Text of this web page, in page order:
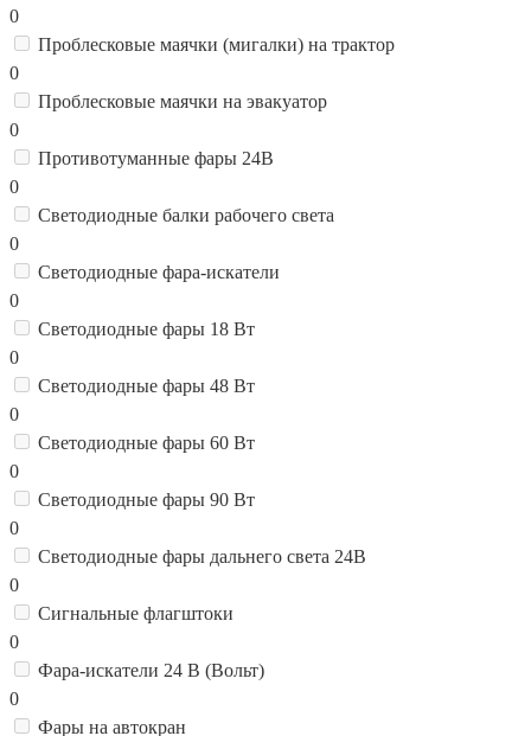
0
Проблесковые маячки (мигалки) на трактор
0
Проблесковые маячки на эвакуатор
0
Противотуманные фары 24В
0
Светодиодные балки рабочего света
0
Светодиодные фара-искатели
0
Светодиодные фары 18 Вт
0
Светодиодные фары 48 Вт
0
Светодиодные фары 60 Вт
0
Светодиодные фары 90 Вт
0
Светодиодные фары дальнего света 24В
0
Сигнальные флагштоки
0
Фара-искатели 24 В (Вольт)
0
Фары на автокран